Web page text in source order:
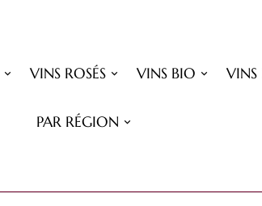
VINS ROSÉS VINS BIO VINS
PAR RÉGION